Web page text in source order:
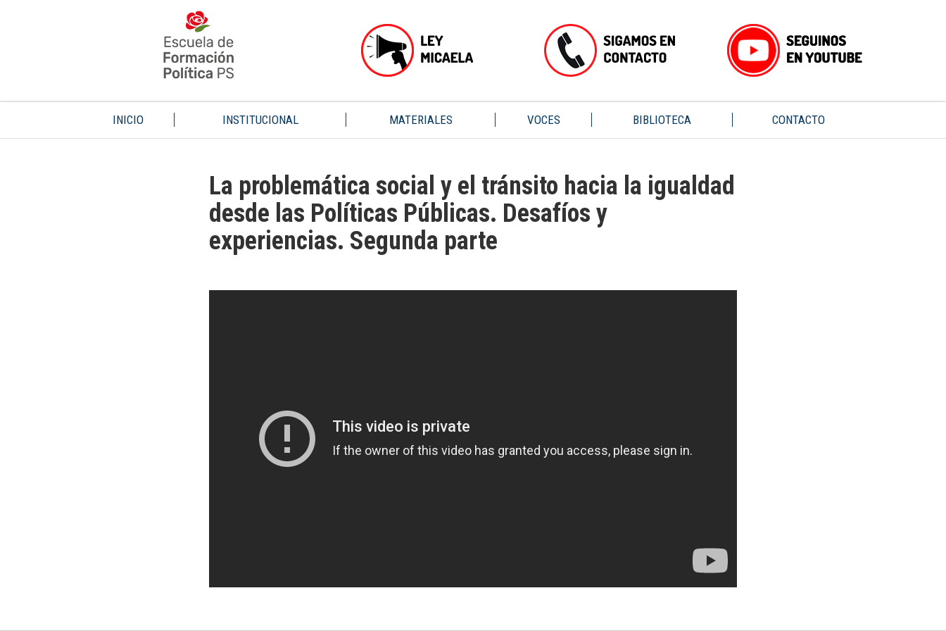
INICIO INSTITUCIONAL MATERIALES VOCES BIBLIOTECA CONTACTO
La problemática social y el tránsito hacia la igualdad
desde las Políticas Públicas. Desafíos y
experiencias. Segunda parte